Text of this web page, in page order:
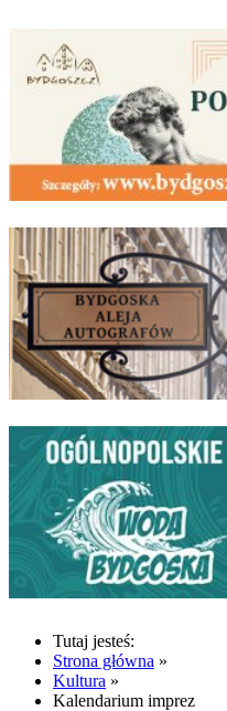
Tutaj jesteś:
Strona główna »
Kultura »
Kalendarium imprez